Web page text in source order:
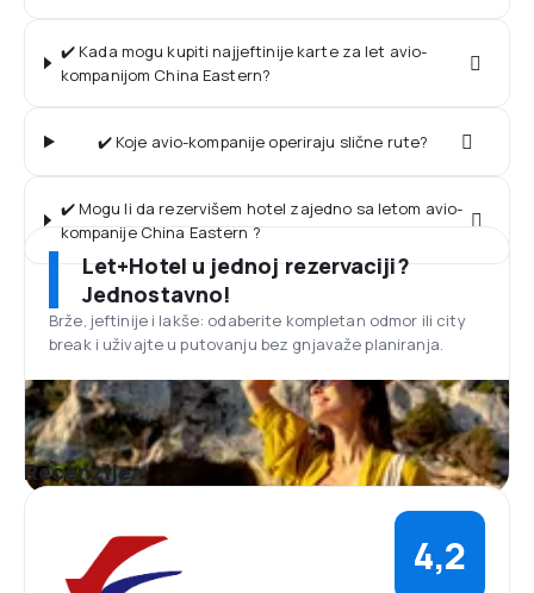
✔️ Kada mogu kupiti najjeftinije karte za let avio-
kompanijom China Eastern?
✔️ Koje avio-kompanije operiraju slične rute?
✔️ Mogu li da rezervišem hotel zajedno sa letom avio-
kompanije China Eastern ?
Let+Hotel u jednoj rezervaciji?
Jednostavno!
Brže, jeftinije i lakše: odaberite kompletan odmor ili city
break i uživajte u putovanju bez gnjavaže planiranja.
Recenzije
4,2